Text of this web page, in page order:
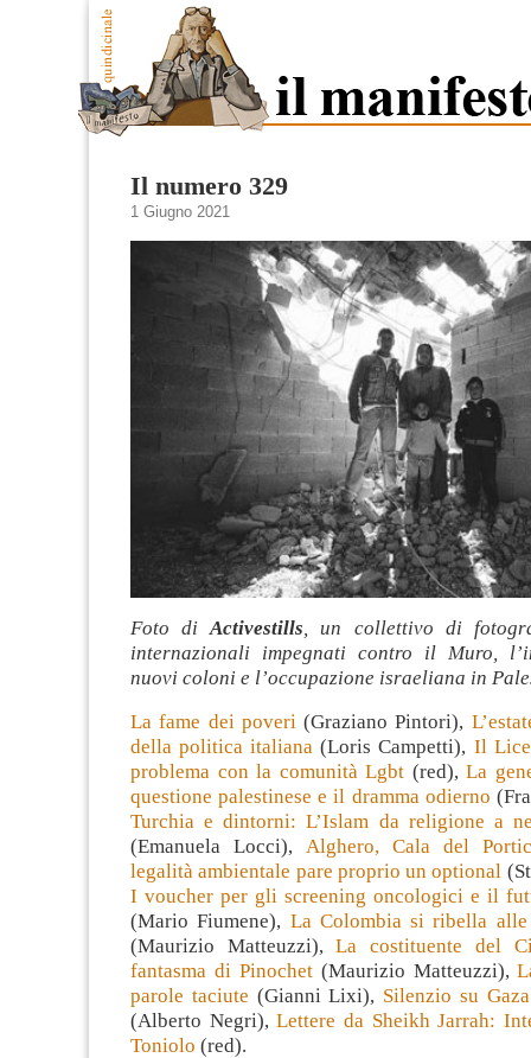
Il numero 329
1 Giugno 2021
Foto diActivestills, un collettivo di
internazionali impegnati contro il Muro,
nuovi coloni e l’occupazione israeliana in
La fame dei poveri (Graziano Pintori),
della politica italiana (Loris Campetti), Il
problema con la comunità Lgbt (red),La
questione palestinese e il dramma odierno
Turchia e dintorni: L’Islam da religione a
(Emanuela Locci), Alghero, Cala del
legalità ambientale pare proprio un optional
I voucher per gli screening oncologici e il
(Mario Fiumene), La Colombia si ribella alle
(Maurizio Matteuzzi),La costituente del
fantasma di Pinochet(Maurizio Matteuzzi),
parole taciute (Gianni Lixi), Silenzio su
(Alberto Negri),Lettere da Sheikh Jarrah:
Toniolo (red).